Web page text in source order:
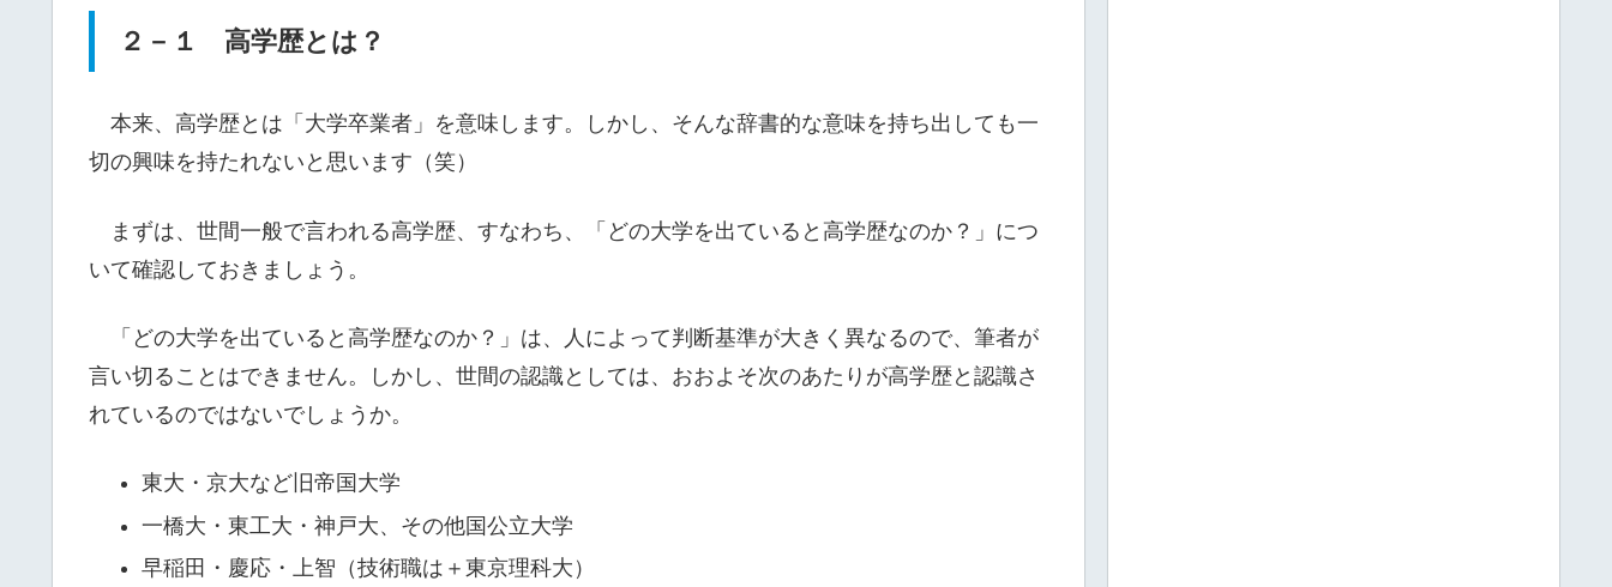
２－１ 高学歴とは？
本来、高学歴とは「大学卒業者」を意味します。しかし、そんな辞書的な意味を持ち出しても一
切の興味を持たれないと思います（笑）
まずは、世間一般で言われる高学歴、すなわち、「どの大学を出ていると高学歴なのか？」につ
いて確認しておきましょう。
「どの大学を出ていると高学歴なのか？」は、人によって判断基準が大きく異なるので、筆者が
言い切ることはできません。しかし、世間の認識としては、おおよそ次のあたりが高学歴と認識さ
れているのではないでしょうか。
東大・京大など旧帝国大学
一橋大・東工大・神戸大、その他国公立大学
早稲田・慶応・上智（技術職は＋東京理科大）